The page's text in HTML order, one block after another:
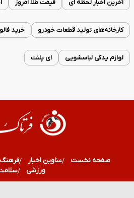
آخرین اخبار لحظه ای قیمت طلا امروز
کارخانه‌های تولید قطعات خودرو خرید
لوازم یدکی لباسشویی ای پلنت
صفحه نخست عناوین اخبار فرهنگ
ورزشی